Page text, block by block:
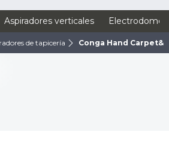
Aspiradores verticales
de tapicería Conga Hand